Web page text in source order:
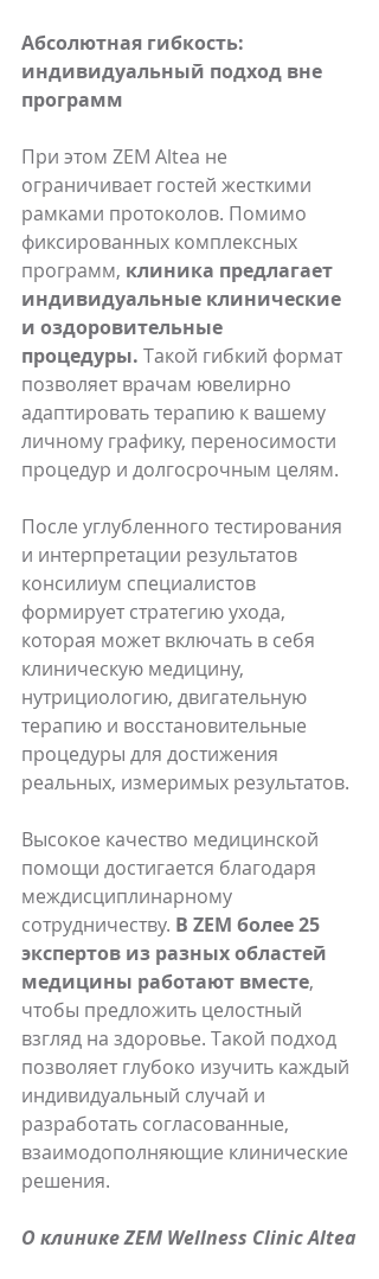
Абсолютная гибкость:
индивидуальный подход вне
программ
При этом ZEM Altea не
ограничивает гостей жесткими
рамками протоколов. Помимо
фиксированных комплексных
программ, клиника предлагает
индивидуальные клинические
и оздоровительные
процедуры. Такой гибкий формат
позволяет врачам ювелирно
адаптировать терапию к вашему
личному графику, переносимости
процедур и долгосрочным целям.
После углубленного тестирования
и интерпретации результатов
консилиум специалистов
формирует стратегию ухода,
которая может включать в себя
клиническую медицину,
нутрициологию, двигательную
терапию и восстановительные
процедуры для достижения
реальных, измеримых результатов.
Высокое качество медицинской
помощи достигается благодаря
междисциплинарному
сотрудничеству. В ZEM более 25
экспертов из разных областей
медицины работают вместе,
чтобы предложить целостный
взгляд на здоровье. Такой подход
позволяет глубоко изучить каждый
индивидуальный случай и
разработать согласованные,
взаимодополняющие клинические
решения.
О клинике ZEM Wellness Clinic Altea